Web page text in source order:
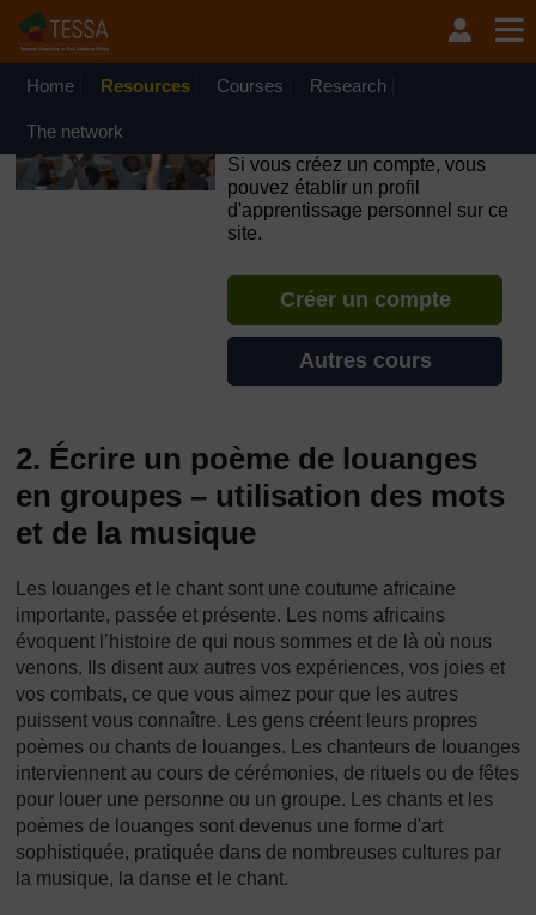
Passer au contenu principal
OpenLearn Create will be unavailable on Wednesday 12
August 2026 from 8am to 10.30am (GMT) due to routine
Home Resources Courses Research
The network
Si vous créez un compte, vous
pouvez établir un profil
d'apprentissage personnel sur ce
site.
Créer un compte
Autres cours
2. Écrire un poème de louanges
en groupes – utilisation des mots
et de la musique
Les louanges et le chant sont une coutume africaine
importante, passée et présente. Les noms africains
évoquent l’histoire de qui nous sommes et de là où nous
venons. Ils disent aux autres vos expériences, vos joies et
vos combats, ce que vous aimez pour que les autres
puissent vous connaître. Les gens créent leurs propres
poèmes ou chants de louanges. Les chanteurs de louanges
interviennent au cours de cérémonies, de rituels ou de fêtes
pour louer une personne ou un groupe. Les chants et les
poèmes de louanges sont devenus une forme d'art
sophistiquée, pratiquée dans de nombreuses cultures par
la musique, la danse et le chant.